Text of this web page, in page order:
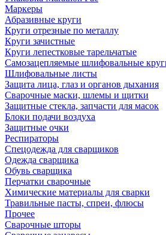
Маркеры
Абразивные круги
Круги отрезные по металлу
Круги зачистные
Круги лепестковые тарельчатые
Самозацепляемые шлифовальные
Шлифовальные листы
Защита лица, глаз и органов дыхания
Сварочные маски, шлемы и щитки
Защитные стекла, запчасти для масок
Блоки подачи воздуха
Защитные очки
Респираторы
Спецодежда для сварщиков
Одежда сварщика
Обувь сварщика
Перчатки сварочные
Химические материалы для сварки
Травильные пасты, спреи, флюсы
Прочее
Сварочные шторы